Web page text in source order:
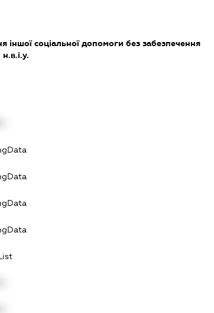
іншої соціальної допомоги без забезпечення